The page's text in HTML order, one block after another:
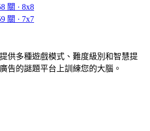
關 · 8x8
關 · 7x7
供多種遊戲模式、難度級別和智慧提
告的謎題平台上訓練您的大腦。